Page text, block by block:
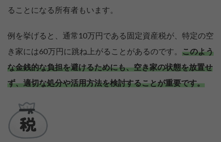
ることになる所有者もいます。
例を挙げると、通常10万円である固定資産税が、特定の空
き家には60万円に跳ね上がることがあるのです。 このよう
な金銭的な負担を避けるためにも、空き家の状態を放置せ
ず、適切な処分や活用方法を検討することが重要です。